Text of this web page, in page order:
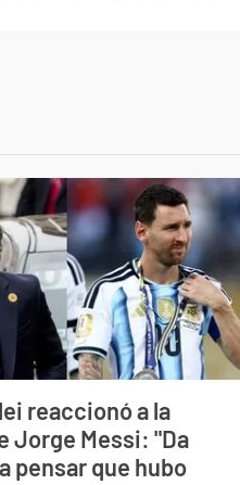
reaccionó a la
Jorge Messi: "Da
pensar que hubo